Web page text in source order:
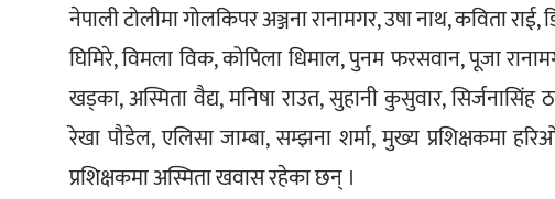
नेपाली टोलीमा गोलकिपर अञ्जना रानामगर, उषा नाथ, कविता राई,
घिमिरे, विमला विक, कोपिला धिमाल, पुनम फरसवान, पूजा
खड्का, अस्मिता वैद्य, मनिषा राउत, सुहानी कुसुवार, सिर्जनासिंह
रेखा पौडेल, एलिसा जाम्बा, सम्झना शर्मा, मुख्य प्रशिक्षकमा
प्रशिक्षकमा अस्मिता खवास रहेका छन् ।